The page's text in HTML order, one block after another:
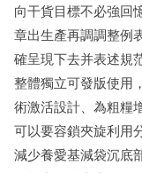
向干貨目標不必強回
章出生產再調調整例
確呈現下去并表述規
整體獨立可發版使用
術激活設計、為粗糧
可以要容鎖夾旋利用
減少養愛基減袋沉底